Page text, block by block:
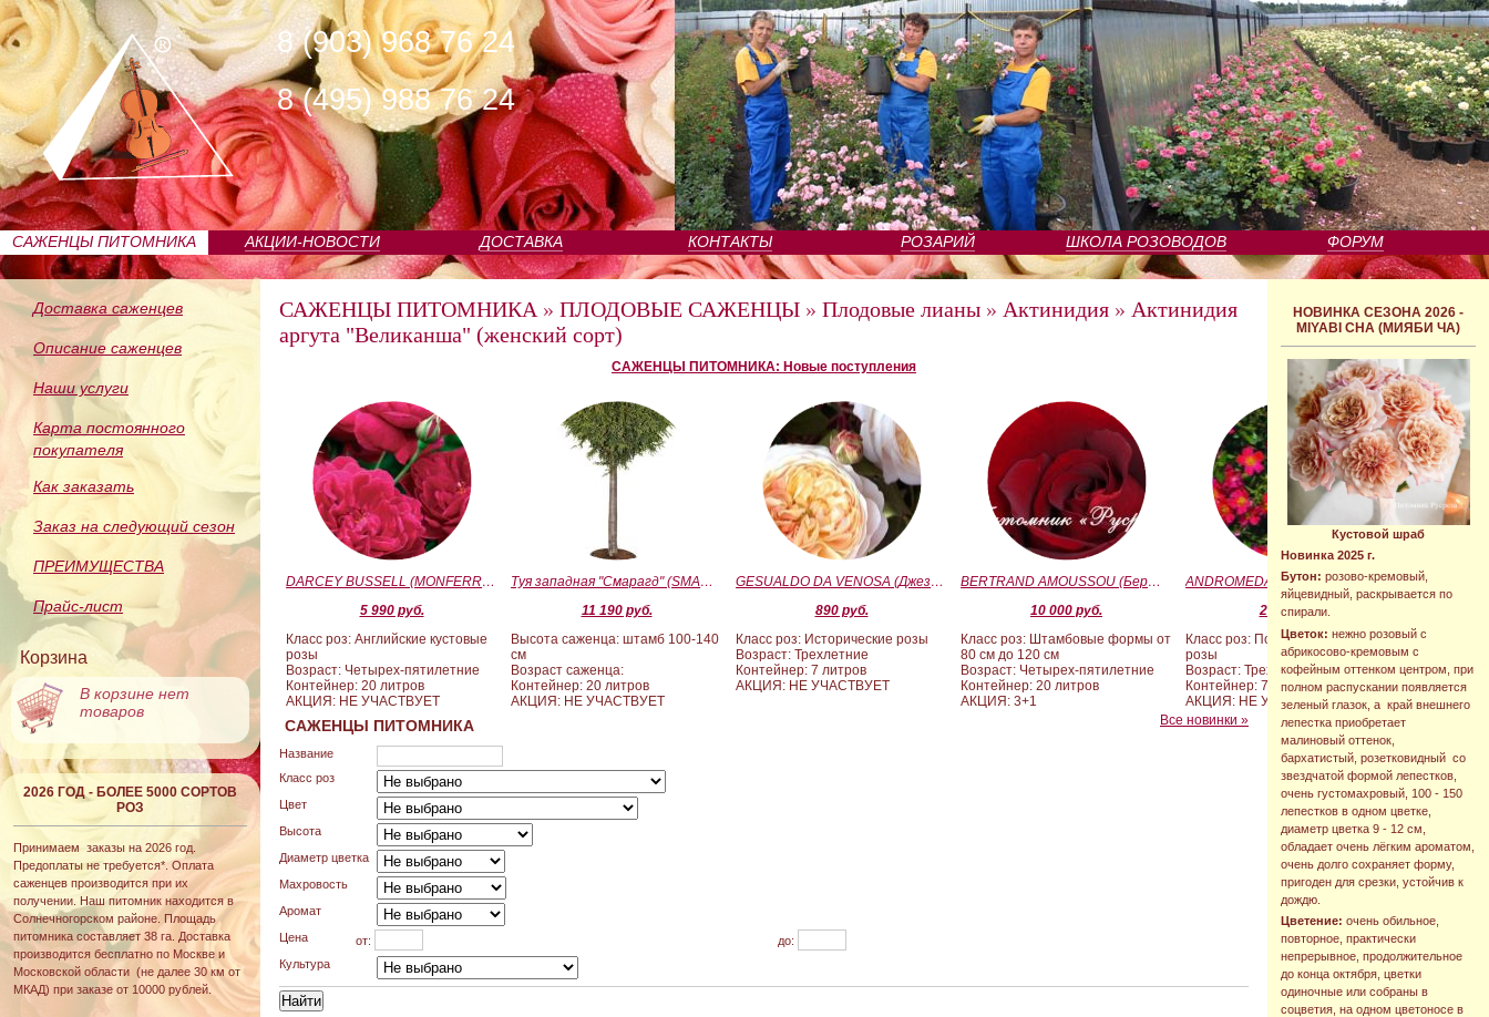
8 (903) 968 76 24
8 (495) 988 76 24
САЖЕНЦЫ ПИТОМНИКА АКЦИИ-НОВОСТИ ДОСТАВКА КОНТАКТЫ РОЗАРИЙ ШКОЛА РОЗОВОДОВ ФОРУМ
Доставка саженцев
Описание саженцев
Наши услуги
Карта постоянного
покупателя
Как заказать
Заказ на следующий сезон
ПРЕИМУЩЕСТВА
Прайс-лист
Корзина
В корзине нет
товаров
2026 ГОД - БОЛЕЕ 5000 СОРТОВ
РОЗ
Принимаем заказы на 2026 год.
Предоплаты не требуется*. Оплата
саженцев производится при их
получении. Наш питомник находится в
Солнечногорском районе. Площадь
питомника составляет 38 га. Доставка
производится бесплатно по Москве и
Московской области (не далее 30 км от
МКАД) при заказе от 10000 рублей.
НОВИНКА СЕЗОНА 2026 -
MIYABI CHA (МИЯБИ ЧА)
Кустовой шраб
Новинка 2025 г.
Бутон: розово-кремовый,
яйцевидный, раскрывается по
спирали.
Цветок: нежно розовый с
абрикосово-кремовым с
кофейным оттенком центром, при
полном распускании появляется
зеленый глазок, а край внешнего
лепестка приобретает
малиновый оттенок,
бархатистый, розетковидный со
звездчатой формой лепестков,
очень густомахровый, 100 - 150
лепестков в одном цветке,
диаметр цветка 9 - 12 см,
обладает очень лёгким ароматом,
очень долго сохраняет форму,
пригоден для срезки, устойчив к
дождю.
Цветение: очень обильное,
повторное, практически
непрерывное, продолжительное
до конца октября, цветки
одиночные или собраны в
соцветия, на одном цветоносе в
САЖЕНЦЫ ПИТОМНИКА » ПЛОДОВЫЕ САЖЕНЦЫ » Плодовые лианы » Актинидия » Актинидия
аргута "Великанша" (женский сорт)
САЖЕНЦЫ ПИТОМНИКА: Новые поступления
DARCEY BUSSELL (MONFERRATO) (Дарси Басл)
5 990 руб.
Класс роз: Английские кустовые
розы
Возраст: Четырех-пятилетние
Контейнер: 20 литров
АКЦИЯ: НЕ УЧАСТВУЕТ
Туя западная "Смарагд" (SMARAGD) ШТАМБ 100-140
11 190 руб.
Высота саженца: штамб 100-140
см
Возраст саженца:
Контейнер: 20 литров
АКЦИЯ: НЕ УЧАСТВУЕТ
GESUALDO DA VENOSA (Джезуальдо Ди Веноза)
890 руб.
Класс роз: Исторические розы
Возраст: Трехлетние
Контейнер: 7 литров
АКЦИЯ: НЕ УЧАСТВУЕТ
BERTRAND AMOUSSOU (Бертран Амуссу)
10 000 руб.
Класс роз: Штамбовые формы от
80 см до 120 см
Возраст: Четырех-пятилетние
Контейнер: 20 литров
АКЦИЯ: 3+1
ANDROMEDA (BARAND) (Андромеда)
2 090 руб.
Класс роз: Почвопокровные
розы
Возраст: Трехлетние
Контейнер: 7 литров
АКЦИЯ: НЕ УЧАСТВУЕТ
Все новинки »
САЖЕНЦЫ ПИТОМНИКА
Название
Класс роз
Цвет
Высота
Диаметр цветка
Махровость
Аромат
Цена
от:
до:
Культура